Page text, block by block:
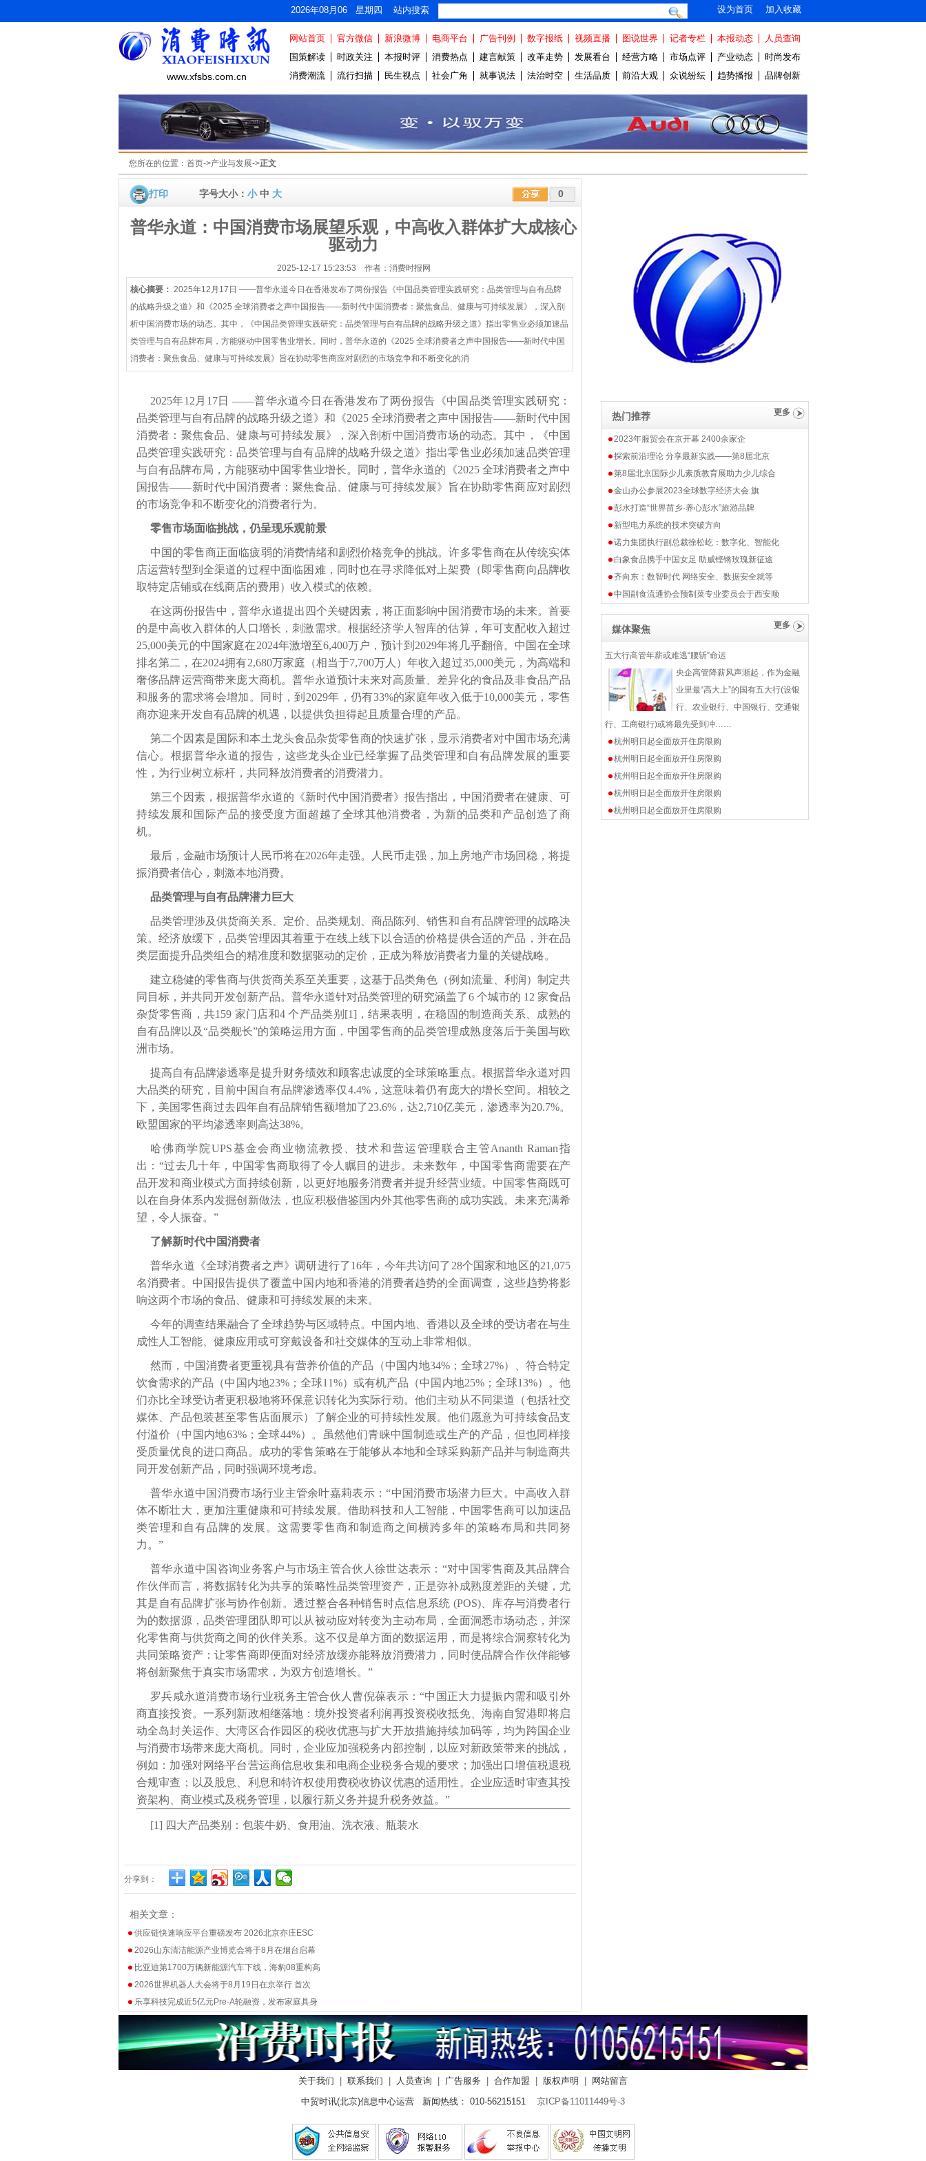
2026年08月06 星期四 站内搜索 加入收藏
设为首页
www.xfsbs.com.cn
网站首页 官方微信 新浪微博 电商平台 广告刊例 数字报纸 视频直播 图说世界 记者专栏 本报动态
人员查询
国策解读
时政关注 本报时评 消费热点 建言献策 改革走势 发展看台 经营方略 市场点评 产业动态
时尚发布
消费潮流
流行扫描 民生视点 社会广角 就事说法 法治时空 生活品质 前沿大观 众说纷纭 趋势播报 品牌创新
您所在的位置： 首页->产业与发展->正文
打印 字号大小： 小中 大 0
普华永道：中国消费市场展望乐观，中高收入群体扩大成核心
驱动力
2025-12-17 15:23:53 作者：消费时报网
核心摘要： 2025年12月17日 ——普华永道今日在香港发布了两份报告《中国品类管理实践研究：品类管理与自有品牌
的战略升级之道》和《2025 全球消费者之声中国报告——新时代中国消费者：聚焦食品、健康与可持续发展》，深入剖
析中国消费市场的动态。其中，《中国品类管理实践研究：品类管理与自有品牌的战略升级之道》指出零售业必须加速品
类管理与自有品牌布局，方能驱动中国零售业增长。同时，普华永道的《2025 全球消费者之声中国报告——新时代中国
消费者：聚焦食品、健康与可持续发展》旨在协助零售商应对剧烈的市场竞争和不断变化的消
2025年12月17日 ——普华永道今日在香港发布了两份报告《中国品类管理实践研究：
品类管理与自有品牌的战略升级之道》和《2025 全球消费者之声中国报告——新时代中国
消费者：聚焦食品、健康与可持续发展》，深入剖析中国消费市场的动态。其中，《中国
品类管理实践研究：品类管理与自有品牌的战略升级之道》指出零售业必须加速品类管理
与自有品牌布局，方能驱动中国零售业增长。同时，普华永道的《2025 全球消费者之声中
国报告——新时代中国消费者：聚焦食品、健康与可持续发展》旨在协助零售商应对剧烈
的市场竞争和不断变化的消费者行为。
零售市场面临挑战，仍呈现乐观前景
中国的零售商正面临疲弱的消费情绪和剧烈价格竞争的挑战。许多零售商在从传统实体
店运营转型到全渠道的过程中面临困难，同时也在寻求降低对上架费（即零售商向品牌收
取特定店铺或在线商店的费用）收入模式的依赖。
在这两份报告中，普华永道提出四个关键因素，将正面影响中国消费市场的未来。首要
的是中高收入群体的人口增长，刺激需求。根据经济学人智库的估算，年可支配收入超过
25,000美元的中国家庭在2024年激增至6,400万户，预计到2029年将几乎翻倍。中国在全球
排名第二，在2024拥有2,680万家庭（相当于7,700万人）年收入超过35,000美元，为高端和
奢侈品牌运营商带来庞大商机。普华永道预计未来对高质量、差异化的食品及非食品产品
和服务的需求将会增加。同时，到2029年，仍有33%的家庭年收入低于10,000美元，零售
商亦迎来开发自有品牌的机遇，以提供负担得起且质量合理的产品。
第二个因素是国际和本土龙头食品杂货零售商的快速扩张，显示消费者对中国市场充满
信心。根据普华永道的报告，这些龙头企业已经掌握了品类管理和自有品牌发展的重要
性，为行业树立标杆，共同释放消费者的消费潜力。
第三个因素，根据普华永道的《新时代中国消费者》报告指出，中国消费者在健康、可
持续发展和国际产品的接受度方面超越了全球其他消费者，为新的品类和产品创造了商
机。
最后，金融市场预计人民币将在2026年走强。人民币走强，加上房地产市场回稳，将提
振消费者信心，刺激本地消费。
品类管理与自有品牌潜力巨大
品类管理涉及供货商关系、定价、品类规划、商品陈列、销售和自有品牌管理的战略决
策。经济放缓下，品类管理因其着重于在线上线下以合适的价格提供合适的产品，并在品
类层面提升品类组合的精准度和数据驱动的定价，正成为释放消费者力量的关键战略。
建立稳健的零售商与供货商关系至关重要，这基于品类角色（例如流量、利润）制定共
同目标，并共同开发创新产品。普华永道针对品类管理的研究涵盖了6 个城市的 12 家食品
杂货零售商，共159 家门店和4 个产品类别[1]，结果表明，在稳固的制造商关系、成熟的
自有品牌以及“品类舰长”的策略运用方面，中国零售商的品类管理成熟度落后于美国与欧
洲市场。
提高自有品牌渗透率是提升财务绩效和顾客忠诚度的全球策略重点。根据普华永道对四
大品类的研究，目前中国自有品牌渗透率仅4.4%，这意味着仍有庞大的增长空间。相较之
下，美国零售商过去四年自有品牌销售额增加了23.6%，达2,710亿美元，渗透率为20.7%。
欧盟国家的平均渗透率则高达38%。
哈佛商学院UPS基金会商业物流教授、技术和营运管理联合主管Ananth Raman指
出：“过去几十年，中国零售商取得了令人瞩目的进步。未来数年，中国零售商需要在产
品开发和商业模式方面持续创新，以更好地服务消费者并提升经营业绩。中国零售商既可
以在自身体系内发掘创新做法，也应积极借鉴国内外其他零售商的成功实践。未来充满希
望，令人振奋。”
了解新时代中国消费者
普华永道《全球消费者之声》调研进行了16年，今年共访问了28个国家和地区的21,075
名消费者。中国报告提供了覆盖中国内地和香港的消费者趋势的全面调查，这些趋势将影
响这两个市场的食品、健康和可持续发展的未来。
今年的调查结果融合了全球趋势与区域特点。中国内地、香港以及全球的受访者在与生
成性人工智能、健康应用或可穿戴设备和社交媒体的互动上非常相似。
然而，中国消费者更重视具有营养价值的产品（中国内地34%；全球27%）、符合特定
饮食需求的产品（中国内地23%；全球11%）或有机产品（中国内地25%；全球13%）。他
们亦比全球受访者更积极地将环保意识转化为实际行动。他们主动从不同渠道（包括社交
媒体、产品包装甚至零售店面展示）了解企业的可持续性发展。他们愿意为可持续食品支
付溢价（中国内地63%；全球44%）。虽然他们青睐中国制造或生产的产品，但也同样接
受质量优良的进口商品。成功的零售策略在于能够从本地和全球采购新产品并与制造商共
同开发创新产品，同时强调环境考虑。
普华永道中国消费市场行业主管余叶嘉莉表示：“中国消费市场潜力巨大。中高收入群
体不断壮大，更加注重健康和可持续发展。借助科技和人工智能，中国零售商可以加速品
类管理和自有品牌的发展。这需要零售商和制造商之间横跨多年的策略布局和共同努
力。”
普华永道中国咨询业务客户与市场主管合伙人徐世达表示：“对中国零售商及其品牌合
作伙伴而言，将数据转化为共享的策略性品类管理资产，正是弥补成熟度差距的关键，尤
其是自有品牌扩张与协作创新。透过整合各种销售时点信息系统 (POS)、库存与消费者行
为的数据源，品类管理团队即可以从被动应对转变为主动布局，全面洞悉市场动态，并深
化零售商与供货商之间的伙伴关系。这不仅是单方面的数据运用，而是将综合洞察转化为
共同策略资产：让零售商即便面对经济放缓亦能释放消费潜力，同时使品牌合作伙伴能够
将创新聚焦于真实市场需求，为双方创造增长。”
罗兵咸永道消费市场行业税务主管合伙人曹倪葆表示：“中国正大力提振内需和吸引外
商直接投资。一系列新政相继落地：境外投资者利润再投资税收抵免、海南自贸港即将启
动全岛封关运作、大湾区合作园区的税收优惠与扩大开放措施持续加码等，均为跨国企业
与消费市场带来庞大商机。同时，企业应加强税务内部控制，以应对新政策带来的挑战，
例如：加强对网络平台营运商信息收集和电商企业税务合规的要求；加强出口增值税退税
合规审查；以及股息、利息和特许权使用费税收协议优惠的适用性。企业应适时审查其投
资架构、商业模式及税务管理，以履行新义务并提升税务效益。”
[1] 四大产品类别：包装牛奶、食用油、洗衣液、瓶装水
分享到：
相关文章：
供应链快速响应平台重磅发布 2026北京亦庄ESC
2026山东清洁能源产业博览会将于8月在烟台启幕
比亚迪第1700万辆新能源汽车下线，海豹08重构高
2026世界机器人大会将于8月19日在京举行 首次
乐享科技完成近5亿元Pre-A轮融资，发布家庭具身
热门推荐 更多
2023年服贸会在京开幕 2400余家企
探索前沿理论 分享最新实践——第8届北京
第8届北京国际少儿素质教育展助力少儿综合
金山办公参展2023全球数字经济大会 旗
彭水打造“世界苗乡·养心彭水”旅游品牌
新型电力系统的技术突破方向
诺力集团执行副总裁徐松屹：数字化、智能化
白象食品携手中国女足 助威铿锵玫瑰新征途
齐向东：数智时代 网络安全、数据安全就等
中国副食流通协会预制菜专业委员会于西安顺
媒体聚焦 更多
五大行高管年薪或难逃“腰斩”命运
央企高管降薪风声渐起，作为金融
业里最“高大上”的国有五大行(设银
行、农业银行、中国银行、交通银
行、工商银行)或将最先受到冲……
杭州明日起全面放开住房限购
杭州明日起全面放开住房限购
杭州明日起全面放开住房限购
杭州明日起全面放开住房限购
杭州明日起全面放开住房限购
关于我们 联系我们 人员查询 广告服务 合作加盟 版权声明
网站留言
中贸时讯(北京)信息中心运营 新闻热线： 010-56215151 京ICP备11011449号-3